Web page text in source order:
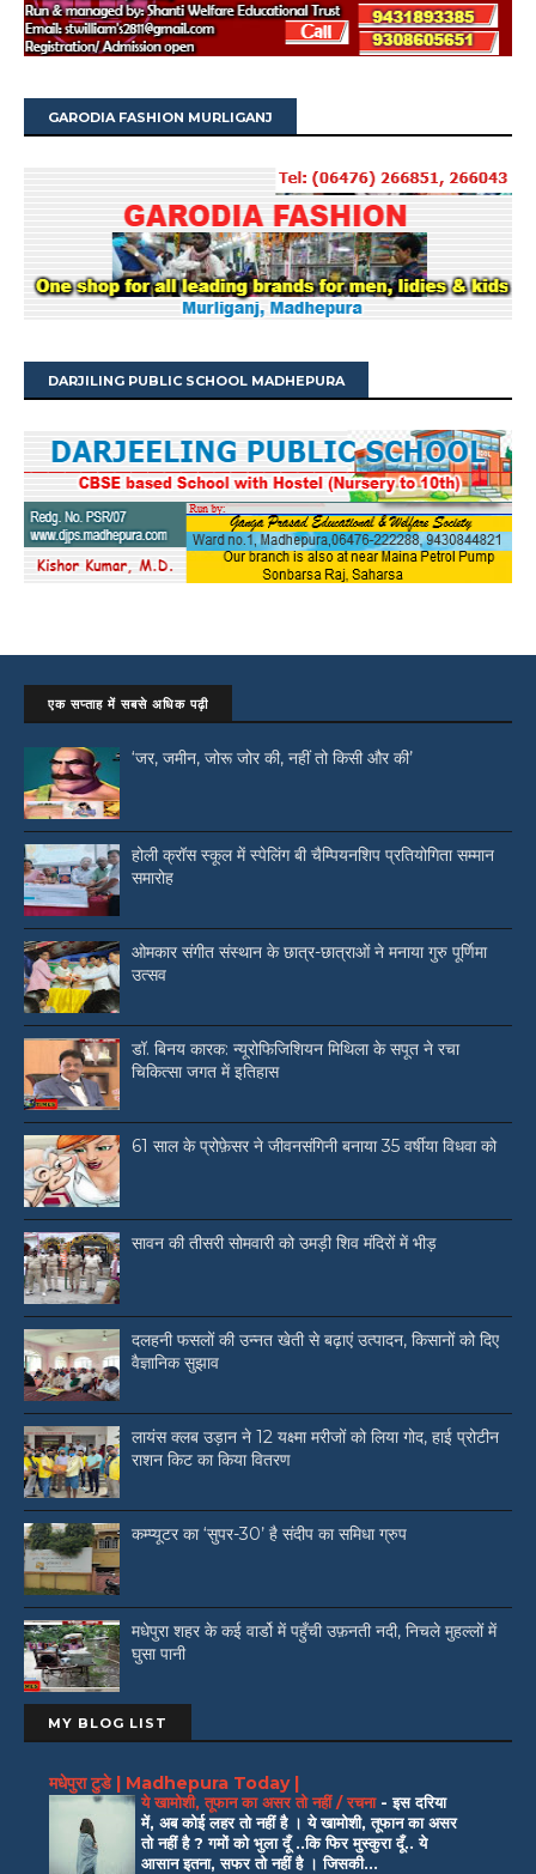
GARODIA FASHION MURLIGANJ
DARJILING PUBLIC SCHOOL MADHEPURA
एक सप्ताह में सबसे अधिक पढ़ी
‘जर, जमीन, जोरू जोर की, नहीं तो किसी और की’
होली क्रॉस स्कूल में स्पेलिंग बी चैम्पियनशिप प्रतियोगिता सम्मान
समारोह
ओमकार संगीत संस्थान के छात्र-छात्राओं ने मनाया गुरु पूर्णिमा
उत्सव
डॉ. बिनय कारक: न्यूरोफिजिशियन मिथिला के सपूत ने रचा
चिकित्सा जगत में इतिहास
61 साल के प्रोफ़ेसर ने जीवनसंगिनी बनाया 35 वर्षीया विधवा को
सावन की तीसरी सोमवारी को उमड़ी शिव मंदिरों में भीड़
दलहनी फसलों की उन्नत खेती से बढ़ाएं उत्पादन, किसानों को दिए
वैज्ञानिक सुझाव
लायंस क्लब उड़ान ने 12 यक्ष्मा मरीजों को लिया गोद, हाई प्रोटीन
राशन किट का किया वितरण
कम्प्यूटर का ‘सुपर-30’ है संदीप का समिधा ग्रुप
मधेपुरा शहर के कई वार्डो में पहुँची उफ़नती नदी, निचले मुहल्लों में
घुसा पानी
MY BLOG LIST
मधेपुरा टुडे | Madhepura Today |
ये खामोशी, तूफान का असर तो नहीं / रचना -इस दरिया
में, अब कोई लहर तो नहीं है । ये खामोशी, तूफान का असर
तो नहीं है ? गमों को भुला दूँ ..कि फिर मुस्कुरा दूँ.. ये
आसान इतना, सफर तो नहीं है । जिसकी...